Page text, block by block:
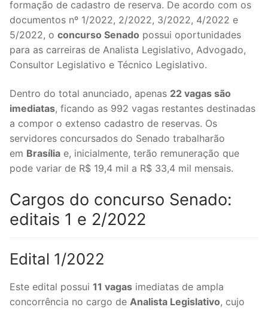
formação de cadastro de reserva. De acordo com os
documentos nº 1/2022, 2/2022, 3/2022, 4/2022 e
5/2022, o concurso Senado possui oportunidades
para as carreiras de Analista Legislativo, Advogado,
Consultor Legislativo e Técnico Legislativo.
Dentro do total anunciado, apenas 22 vagas são
imediatas, ficando as 992 vagas restantes destinadas
a compor o extenso cadastro de reservas. Os
servidores concursados do Senado trabalharão
em Brasília e, inicialmente, terão remuneração que
pode variar de R$ 19,4 mil a R$ 33,4 mil mensais.
Cargos do concurso Senado:
editais 1 e 2/2022
Edital 1/2022
Este edital possui 11 vagas imediatas de ampla
concorrência no cargo de Analista Legislativo, cujo